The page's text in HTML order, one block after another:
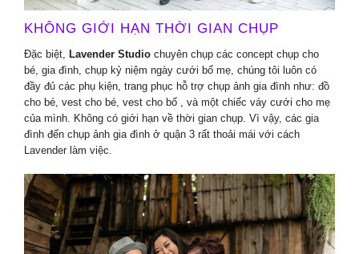
KHÔNG GIỚI HẠN THỜI GIAN CHỤP
Đặc biệt, Lavender Studio chuyên chụp các concept chụp cho
bé, gia đình, chụp kỷ niệm ngày cưới bố mẹ, chúng tôi luôn có
đầy đủ các phụ kiện, trang phục hỗ trợ chụp ảnh gia đình như: đồ
cho bé, vest cho bé, vest cho bố , và một chiếc váy cưới cho mẹ
của mình. Không có giới hạn về thời gian chụp. Vì vậy, các gia
đình đến chụp ảnh gia đình ở quận 3 rất thoải mái với cách
Lavender làm việc.